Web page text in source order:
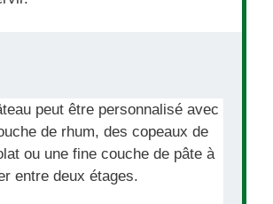
peut être personnalisé avec
de rhum, des copeaux de
ou une fine couche de pâte à
entre deux étages.